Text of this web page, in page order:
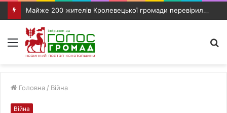
Майже 200 жителів Кролевецької громади перевірили слух під час виїзного прийому фахівців
Меню
Головна / Війна
Війна